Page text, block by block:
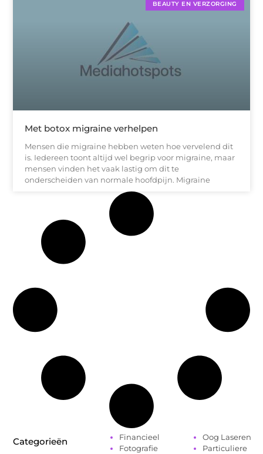
BEAUTY EN VERZORGING
Met botox migraine verhelpen
Mensen die migraine hebben weten hoe vervelend dit
is. Iedereen toont altijd wel begrip voor migraine, maar
mensen vinden het vaak lastig om dit te
onderscheiden van normale hoofdpijn. Migraine
Categorieën
Financieel
Fotografie
Oog Laseren
Particuliere